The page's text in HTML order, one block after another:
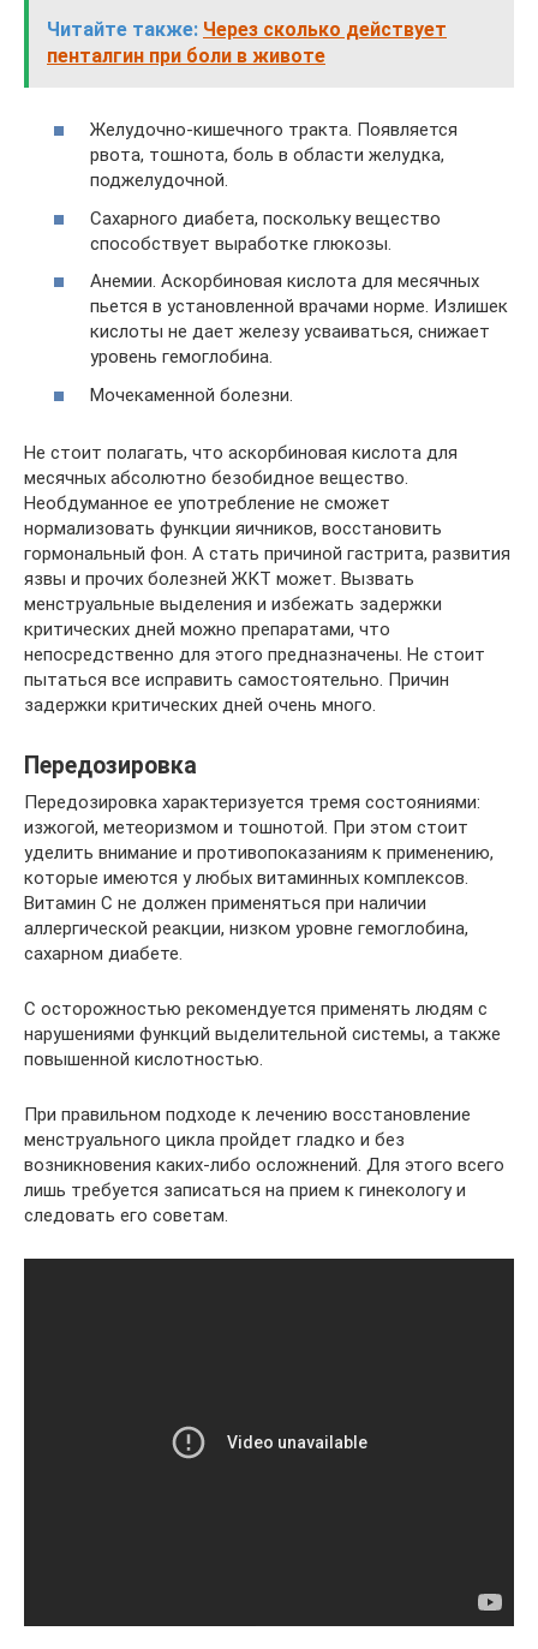
Читайте также: Через сколько действует
пенталгин при боли в животе
Желудочно-кишечного тракта. Появляется
рвота, тошнота, боль в области желудка,
поджелудочной.
Сахарного диабета, поскольку вещество
способствует выработке глюкозы.
Анемии. Аскорбиновая кислота для месячных
пьется в установленной врачами норме. Излишек
кислоты не дает железу усваиваться, снижает
уровень гемоглобина.
Мочекаменной болезни.
Не стоит полагать, что аскорбиновая кислота для
месячных абсолютно безобидное вещество.
Необдуманное ее употребление не сможет
нормализовать функции яичников, восстановить
гормональный фон. А стать причиной гастрита, развития
язвы и прочих болезней ЖКТ может. Вызвать
менструальные выделения и избежать задержки
критических дней можно препаратами, что
непосредственно для этого предназначены. Не стоит
пытаться все исправить самостоятельно. Причин
задержки критических дней очень много.
Передозировка
Передозировка характеризуется тремя состояниями:
изжогой, метеоризмом и тошнотой. При этом стоит
уделить внимание и противопоказаниям к применению,
которые имеются у любых витаминных комплексов.
Витамин С не должен применяться при наличии
аллергической реакции, низком уровне гемоглобина,
сахарном диабете.
С осторожностью рекомендуется применять людям с
нарушениями функций выделительной системы, а также
повышенной кислотностью.
При правильном подходе к лечению восстановление
менструального цикла пройдет гладко и без
возникновения каких-либо осложнений. Для этого всего
лишь требуется записаться на прием к гинекологу и
следовать его советам.